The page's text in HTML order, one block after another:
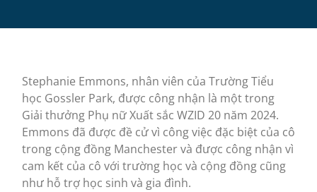
Stephanie Emmons, nhân viên của Trường Tiểu
học Gossler Park, được công nhận là một trong
Giải thưởng Phụ nữ Xuất sắc WZID 20 năm 2024.
Emmons đã được đề cử vì công việc đặc biệt của cô
trong cộng đồng Manchester và được công nhận vì
cam kết của cô với trường học và cộng đồng cũng
như hỗ trợ học sinh và gia đình.